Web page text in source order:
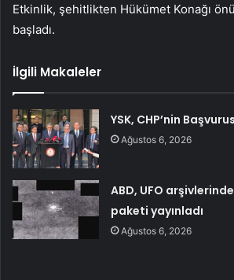
Etkinlik, şehitlikten Hükümet Konağı
başladı.
İlgili Makaleler
YSK, CHP’nin
Ağustos 6, 2026
ABD, UFO
paketi yayınladı
Ağustos 6, 2026